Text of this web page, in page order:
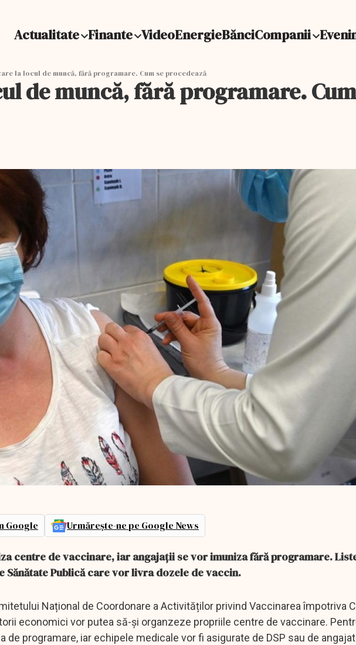
Actualitate Finante VideoEnergieBănciCompanii
la locul de muncă, fără programare. Cum se procedează
de muncă, fără programare.
Google Urmărește-ne pe Google News
centre de vaccinare, iar angajații se vor imuniza fără programare.
Publică care vor livra dozele de vaccin.
Național de Coordonare a Activităților privind Vaccinarea împotriva
economici vor putea să-și organzeze propriile centre de vaccinare.
programare, iar echipele medicale vor fi asigurate de DSP sau de